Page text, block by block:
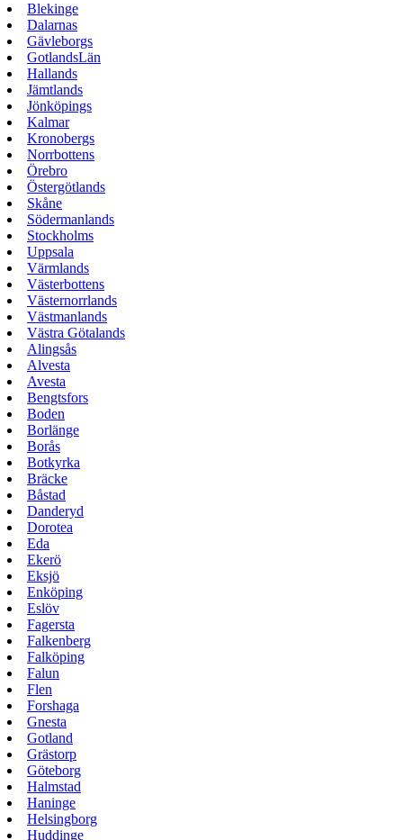
Blekinge
Dalarnas
Gävleborgs
GotlandsLän
Hallands
Jämtlands
Jönköpings
Kalmar
Kronobergs
Norrbottens
Örebro
Östergötlands
Skåne
Södermanlands
Stockholms
Uppsala
Värmlands
Västerbottens
Västernorrlands
Västmanlands
Västra Götalands
Alingsås
Alvesta
Avesta
Bengtsfors
Boden
Borlänge
Borås
Botkyrka
Bräcke
Båstad
Danderyd
Dorotea
Eda
Ekerö
Eksjö
Enköping
Eslöv
Fagersta
Falkenberg
Falköping
Falun
Flen
Forshaga
Gnesta
Gotland
Grästorp
Göteborg
Halmstad
Haninge
Helsingborg
Huddinge